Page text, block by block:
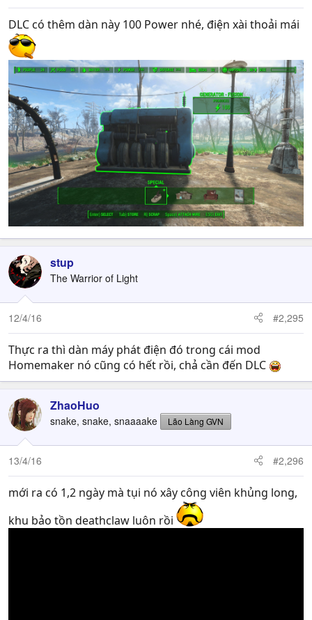
DLC có thêm dàn này 100 Power nhé, điện xài thoải mái
stup
The Warrior of Light
12/4/16 #2,295
Thực ra thì dàn máy phát điện đó trong cái mod
Homemaker nó cũng có hết rồi, chả cần đến DLC
ZhaoHuo
snake, snake, snaaaake Lão Làng GVN
13/4/16 #2,296
mới ra có 1,2 ngày mà tụi nó xây công viên khủng long,
khu bảo tồn deathclaw luôn rồi